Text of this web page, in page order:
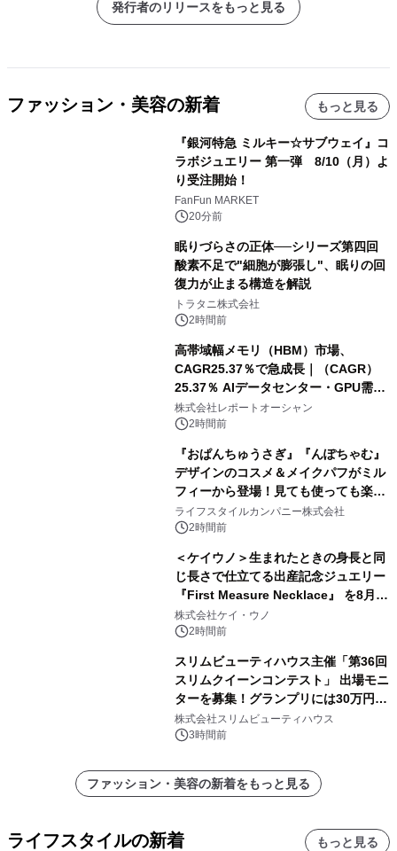
発行者のリリースをもっと見る
ファッション・美容の新着 もっと見る
『銀河特急 ミルキー☆サブウェイ』コ
ラボジュエリー 第一弾 8/10（月）よ
り受注開始！
FanFun MARKET
20分前
眠りづらさの正体──シリーズ第四回
酸素不足で"細胞が膨張し"、眠りの回
復力が止まる構造を解説
トラタニ株式会社
2時間前
高帯域幅メモリ（HBM）市場、
CAGR25.37％で急成長｜（CAGR）
25.37％ AIデータセンター・GPU需要
拡大が2035年の市場成長を牽引
株式会社レポートオーシャン
2時間前
『おぱんちゅうさぎ』『んぽちゃむ』
デザインのコスメ＆メイクパフがミル
フィーから登場！見ても使っても楽し
い、ポップでキュートなコレクショ
ン。
ライフスタイルカンパニー株式会社
2時間前
＜ケイウノ＞生まれたときの身長と同
じ長さで仕立てる出産記念ジュエリー
『First Measure Necklace』 を8月14
日(金)に発売
株式会社ケイ・ウノ
2時間前
スリムビューティハウス主催「第36回
スリムクイーンコンテスト」 出場モニ
ターを募集！グランプリには30万円相
当の商品を贈呈
株式会社スリムビューティハウス
3時間前
ファッション・美容の新着をもっと見る
ライフスタイルの新着 もっと見る